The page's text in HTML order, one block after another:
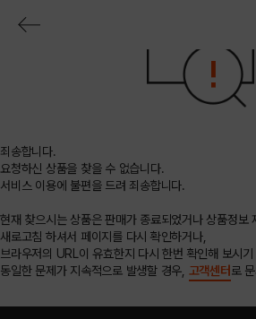
죄송합니다.
요청하신 상품을 찾을 수 없습니다.
서비스 이용에 불편을 드려 죄송합니다.
현재 찾으시는 상품은 판매가 종료되었거나 상품정보
새로고침 하셔서 페이지를 다시 확인하거나,
브라우저의 URL이 유효한지 다시 한번 확인해 보시
동일한 문제가 지속적으로 발생할 경우, 고객센터 로